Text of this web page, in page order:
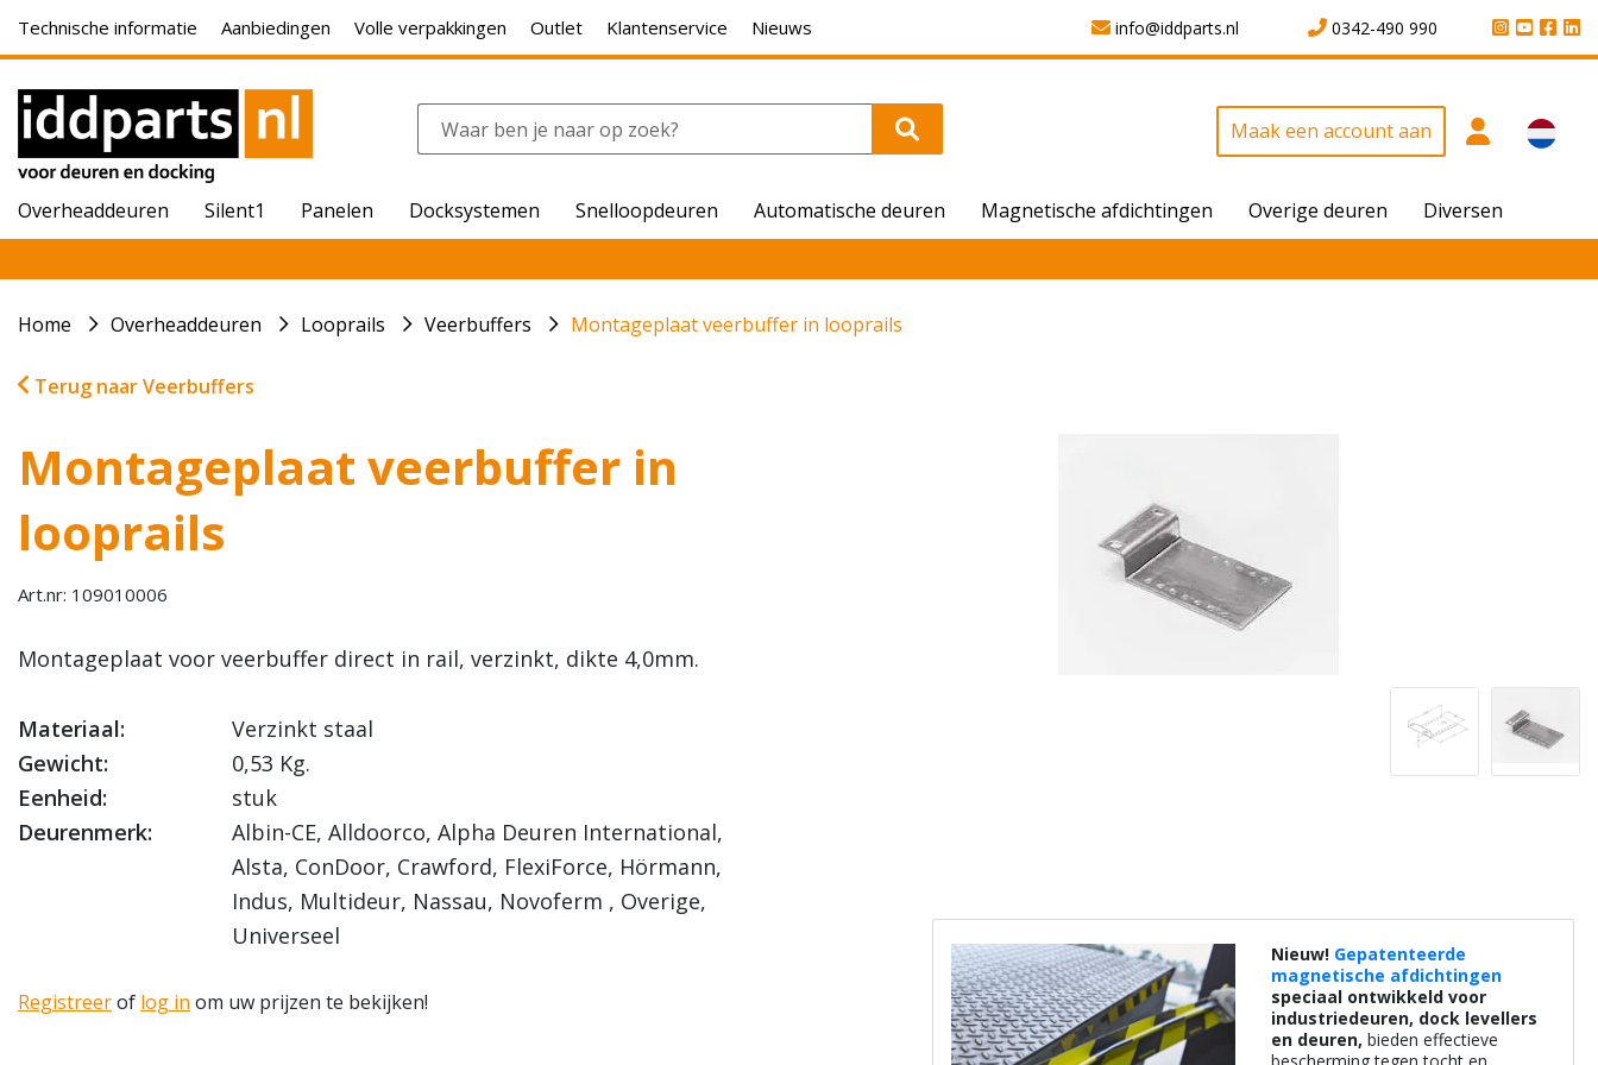
info@iddparts.nl 0342-490 990
Technische informatie Aanbiedingen Volle verpakkingen Outlet Klantenservice Nieuws
Maak een account aan
Overheaddeuren Silent1 Panelen Docksystemen Snelloopdeuren Automatische deuren Magnetische afdichtingen Overige deuren Diversen
Home Overheaddeuren Looprails Veerbuffers Montageplaat veerbuffer in looprails
Terug naar Veerbuffers
Montageplaat veerbuffer in
looprails
Art.nr: 109010006
Montageplaat voor veerbuffer direct in rail, verzinkt, dikte 4,0mm.
Materiaal:
Verzinkt staal
Gewicht:
0,53 Kg.
Eenheid:
stuk
Deurenmerk:
Albin-CE, Alldoorco, Alpha Deuren International,
Alsta, ConDoor, Crawford, FlexiForce, Hörmann,
Indus, Multideur, Nassau, Novoferm , Overige,
Universeel
Registreerof log in om uw prijzen te bekijken!
Nieuw! Gepatenteerde
magnetische afdichtingen
speciaal ontwikkeld voor
industriedeuren, dock levellers
en deuren, bieden effectieve